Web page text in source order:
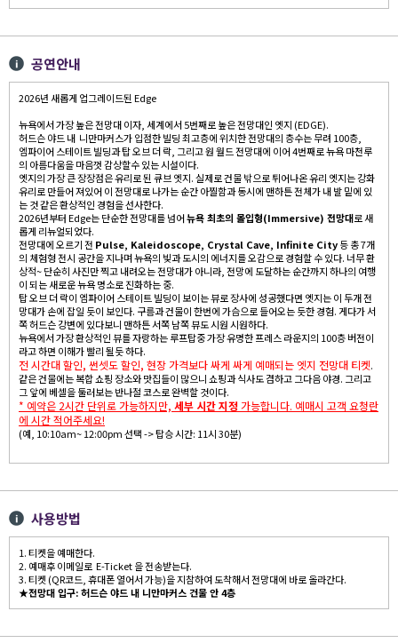
공연안내
2026년 새롭게 업그레이드된 Edge
뉴욕에서 가장 높은 전망대 이자, 세계에서 5번째로 높은 전망대인 엣지 (EDGE).
허드슨 야드 내 니만마커스가 입점한 빌딩 최고층에 위치한 전망대의 층수는 무려 100층,
엠파이어 스테이트 빌딩과 탑 오브 더 락, 그리고 원 월드 전망대에 이어 4번째로 뉴욕 마천루
의 아름다움을 마음껏 감상할수 있는 시설이다.
엣지의 가장 큰 장장점은 유리로 된 큐브 엣지. 실제로 건물 밖으로 튀어나온 유리 엣지는 강화
유리로 만들어 져있어 이 전망대로 나가는 순간 아찔함과 동시에 맨하튼 전체가 내 발 밑에 있
는 것 같은 환상적인 경험을 선사한다.
2026년부터 Edge는 단순한 전망대를 넘어뉴욕 최초의 몰입형(Immersive) 전망대로 새
롭게 리뉴얼되었다.
전망대에 오르기 전 Pulse, Kaleidoscope, Crystal Cave, Infinite City등 총 7개
의 체험형 전시 공간을 지나며 뉴욕의 빛과 도시의 에너지를 오감으로 경험할 수 있다. 너무 환
상적~ 단순히 사진만 찍고 내려오는 전망대가 아니라, 전망에 도달하는 순간까지 하나의 여행
이 되는 새로운 뉴욕 명소로 진화하는 중.
탑 오브 더 락이 엠파이어 스테이트 빌딩이 보이는 뷰로 장사에 성공했다면 엣지는 이 두개 전
망대가 손에 잡일 듯이 보인다. 구름과 건물이 한번에 가슴으로 들어오는 듯한 경험. 게다가 서
쪽 허드슨 강변에 있다보니 맨하튼 서쪽 남쪽 뷰도 시원 시원하다.
뉴욕에서 가장 환상적인 뷰를 자랑하는 루프탑중 가장 유명한 프레스 라운지의 100층 버전이
라고 하면 이해가 빨리 될듯 하다.
전 시간대 할인, 썬셋도 할인, 현장 가격보다 싸게 싸게 예매되는 엣지 전망대 티켓.
같은 건물에는 복합 쇼핑 장소와 맛집들이 많으니 쇼핑과 식사도 겸하고 그다음 야경. 그리고
그 앞에 베셀을 둘러보는 반나절 코스로 완벽할 것이다.
* 예약은 2시간 단위로 가능하지만, 세부 시간 지정가능합니다. 예매시 고객 요청란
에 시간 적어주세요!
(예, 10:10am~ 12:00pm 선택 -> 탑승 시간: 11시 30분)
사용방법
1. 티켓을 예매한다.
2. 예매후 이메일로 E-Ticket 을 전송받는다.
3. 티켓 (QR코드, 휴대폰 열어서 가능)을 지참하여 도착해서 전망대에 바로 올라간다.
★전망대 입구: 허드슨 야드 내 니만마커스 건물 안 4층